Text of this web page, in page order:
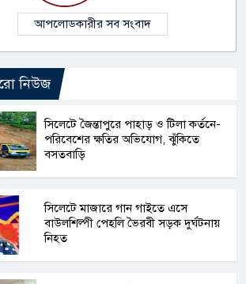
আপলোডকারীর সব সংবাদ
নিউজ
সিলেটে জৈন্তাপুরে পাহাড় ও টিলা কর্তনে-
পরিবেশের ক্ষতির অভিযোগ, ঝুঁকিতে
বসতবাড়ি
সিলেটে মাজারে গান গাইতে এসে
বাউলশিল্পী পেহলি ভৈরবী সড়ক দুর্ঘটনায়
নিহত